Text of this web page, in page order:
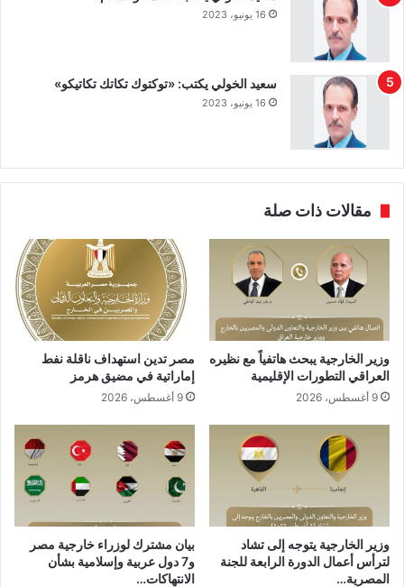
16 يونيو، 2023
سعيد الخولي يكتب: «توكتوك تكاتك تكاتيكو»
16 يونيو، 2023
مقالات ذات صلة
وزير الخارجية يبحث هاتفياً مع نظيره
العراقي التطورات الإقليمية
9 أغسطس، 2026
مصر تدين استهداف ناقلة نفط
إماراتية في مضيق هرمز
9 أغسطس، 2026
وزير الخارجية يتوجه إلى تشاد
لترأس أعمال الدورة الرابعة للجنة
المصرية…
بيان مشترك لوزراء خارجية مصر
و7 دول عربية وإسلامية بشأن
الانتهاكات…